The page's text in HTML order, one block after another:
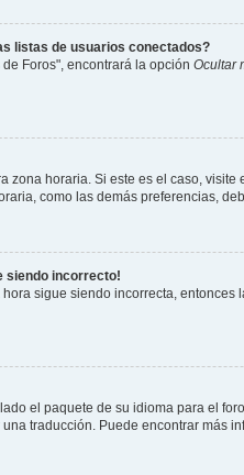
listas de usuarios conectados?
Foros", encontrará la opción Ocultar
zona horaria. Si este es el caso,
como las demás preferencias,
siendo incorrecto!
sigue siendo incorrecta,
el paquete de su idioma para el
traducción. Puede encontrar más